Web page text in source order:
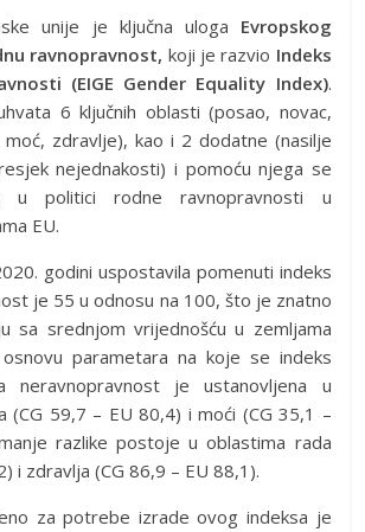
unije je ključna uloga Evropskog
ravnopravnost, koji je razvio Indeks
(EIGE Gender Equality Index).
6 ključnih oblasti (posao, novac,
zdravlje), kao i 2 dodatne (nasilje
nejednakosti) i pomoću njega se
u politici rodne ravnopravnosti u
EU.
godini uspostavila pomenuti indeks
je 55 u odnosu na 100, što je znatno
sa srednjom vrijednošću u zemljama
parametara na koje se indeks
neravnopravnost je ustanovljena u
(CG 59,7 – EU 80,4) i moći (CG 35,1 –
razlike postoje u oblastima rada
i zdravlja (CG 86,9 – EU 88,1).
za potrebe izrade ovog indeksa je